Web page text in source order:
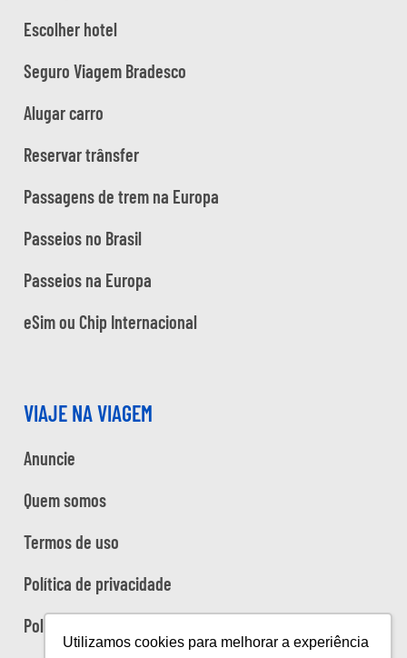
Utilizamos cookies para melhorar a experiência
Escolher hotel
Seguro Viagem Bradesco
Alugar carro
Reservar trânsfer
Passagens de trem na Europa
Passeios no Brasil
Passeios na Europa
eSim ou Chip Internacional
VIAJE NA VIAGEM
Anuncie
Quem somos
Termos de uso
Política de privacidade
Política de cookies